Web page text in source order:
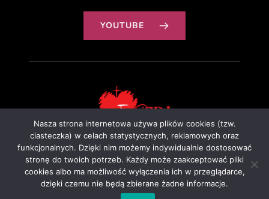
YOUTUBE
Projekt: Ewa Szałkowska
Nasza strona internetowa używa plików cookies (tzw.
ciasteczka) w celach statystycznych, reklamowych oraz
funkcjonalnych. Dzięki nim możemy indywidualnie dostosować
stronę do twoich potrzeb. Każdy może zaakceptować pliki
cookies albo ma możliwość wyłączenia ich w przeglądarce,
dzięki czemu nie będą zbierane żadne informacje.